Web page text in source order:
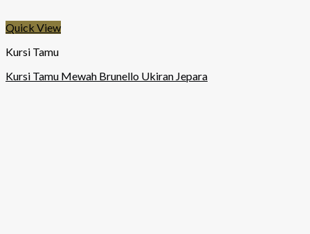
Quick View
Kursi Tamu
Kursi Tamu Mewah Brunello Ukiran Jepara